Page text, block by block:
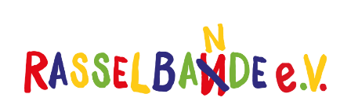
Rasselbande-